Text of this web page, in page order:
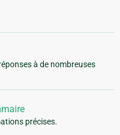
à de nombreuses
précises.